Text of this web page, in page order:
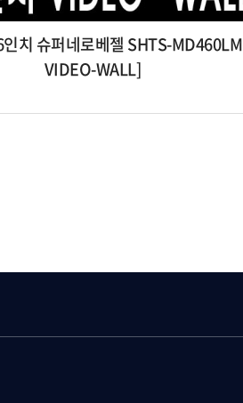
치 슈퍼네로베젤 SHTS-MD460LM
VIDEO-WALL]